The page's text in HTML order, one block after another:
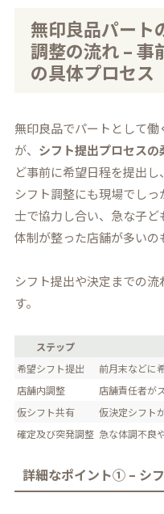
無印良品パート
調整の流れ – 事
の具体プロセス
無印良品でパートとして
が、 シフト提出プロセスの
ど事前に希望日程を提出
シフト調整にも現場でし
士で協力し合い、急な子
体制が整った店舗が多いの
シフト提出や決定までの
す。
ステップ
希望シフト提出
前月末などに
店舗内調整
店舗責任者が
仮シフト共有
仮決定シフト
確定及び突発調整 急な体調不良
詳細なポイント① – シ